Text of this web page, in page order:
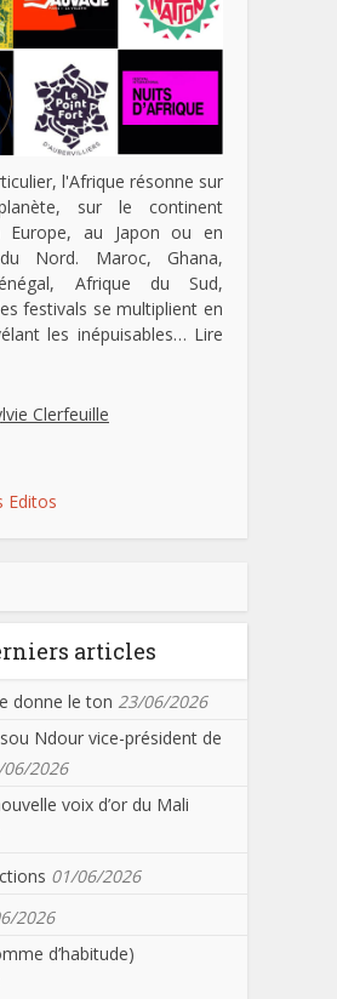
l'Afrique résonne sur
sur le continent
Europe, au Japon ou en
Nord. Maroc, Ghana,
Afrique du Sud,
festivals se multiplient en
les inépuisables… Lire
Clerfeuille
Editos
articles
donne le ton 23/06/2026
Ndour vice-président de
2026
voix d’or du Mali
01/06/2026
2026
d’habitude)